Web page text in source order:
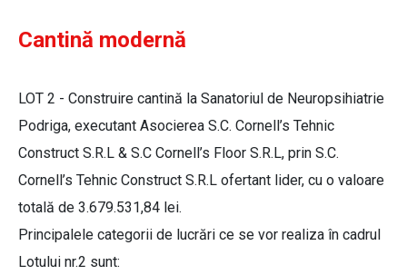
Cantină modernă
LOT 2 - Construire cantină la Sanatoriul de Neuropsihiatrie
Podriga, executant Asocierea S.C. Cornell’s Tehnic
Construct S.R.L & S.C Cornell’s Floor S.R.L, prin S.C.
Cornell’s Tehnic Construct S.R.L ofertant lider, cu o valoare
totală de 3.679.531,84 lei.
Principalele categorii de lucrări ce se vor realiza în cadrul
Lotului nr.2 sunt: